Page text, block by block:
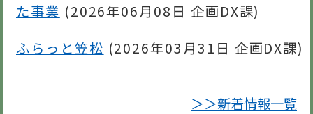
た事業 (2026年06月08日 企画DX課)
ふらっと笠松 (2026年03月31日 企画DX課)
＞＞新着情報一覧